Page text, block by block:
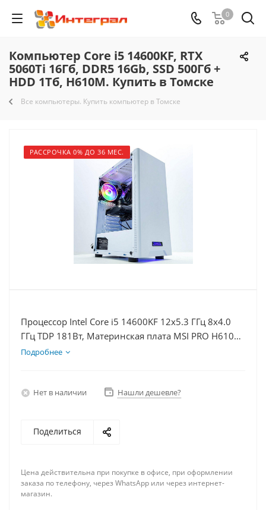
0
Компьютер Core i5 14600KF, RTX
5060Ti 16Гб, DDR5 16Gb, SSD 500Гб +
HDD 1Тб, H610M. Купить в Томске
Все компьютеры. Купить компьютер в Томске
РАССРОЧКА 0% ДО 36 МЕС.
Процессор Intel Core i5 14600KF 12x5.3 ГГц 8x4.0
ГГц TDP 181Вт, Материнская плата MSI PRO H610M-
E D5, Видеокарта RTX 5060Ti 16Гб, Память
Подробнее
Нет в наличии Нашли дешевле?
Поделиться
Цена действительна при покупке в офисе, при оформлении
заказа по телефону, через WhatsApp или через интернет-
магазин.